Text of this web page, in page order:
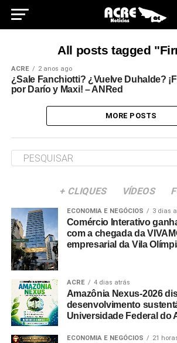
All posts tagged
ACRE 2 anos ago
¿Sale Fanchiotti? ¿Vuelve Duhalde?
por Darío y Maxi! – ANRed
MORE POSTS
+ CLIQUES VÍDEOS
ECONOMIA E NEGÓCIOS 3 dias
Comércio Interativo
com a chegada da
empresarial da Vila
ACRE 4 dias atrás
Amazônia Nexus-2026
desenvolvimento
Universidade Federal do
ECONOMIA E NEGÓCIOS 21